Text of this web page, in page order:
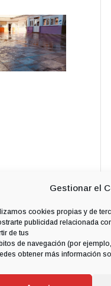
Gestionar el
cookies propias y de
publicidad relacionada
de tus
de navegación (por
obtener más información